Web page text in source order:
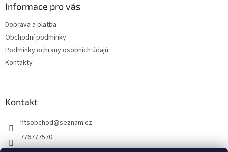
Informace pro vás
Doprava a platba
Obchodní podmínky
Podmínky ochrany osobních údajů
Kontakty
Kontakt
htsobchod@seznam.cz
776777570